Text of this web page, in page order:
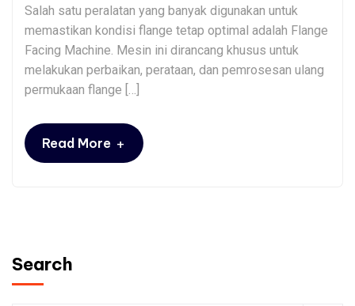
Salah satu peralatan yang banyak digunakan untuk
memastikan kondisi flange tetap optimal adalah Flange
Facing Machine. Mesin ini dirancang khusus untuk
melakukan perbaikan, perataan, dan pemrosesan ulang
permukaan flange […]
Read More +
Search